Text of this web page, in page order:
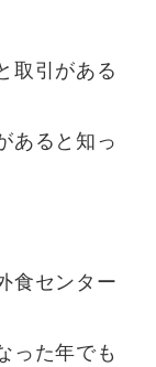
取引がある
あると知っ
食センター
った年でも